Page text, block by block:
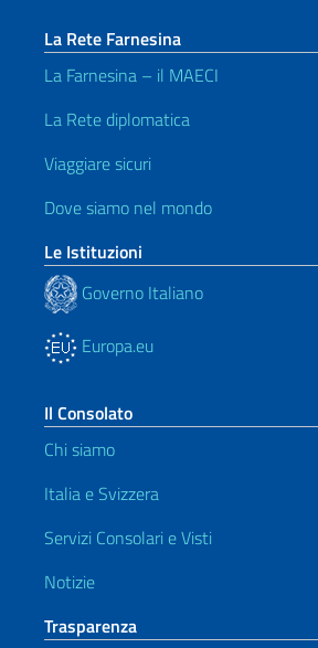
La Rete Farnesina
La Farnesina – il MAECI
La Rete diplomatica
Viaggiare sicuri
Dove siamo nel mondo
Le Istituzioni
Governo Italiano
Europa.eu
Il Consolato
Chi siamo
Italia e Svizzera
Servizi Consolari e Visti
Notizie
Trasparenza